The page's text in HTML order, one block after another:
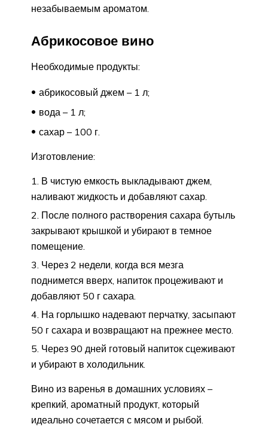
незабываемым ароматом.
Абрикосовое вино
Необходимые продукты:
абрикосовый джем – 1 л;
вода – 1 л;
сахар – 100 г.
Изготовление:
В чистую емкость выкладывают джем,
наливают жидкость и добавляют сахар.
После полного растворения сахара бутыль
закрывают крышкой и убирают в темное
помещение.
Через 2 недели, когда вся мезга
поднимется вверх, напиток процеживают и
добавляют 50 г сахара.
На горлышко надевают перчатку, засыпают
50 г сахара и возвращают на прежнее место.
Через 90 дней готовый напиток сцеживают
и убирают в холодильник.
Вино из варенья в домашних условиях –
крепкий, ароматный продукт, который
идеально сочетается с мясом и рыбой.